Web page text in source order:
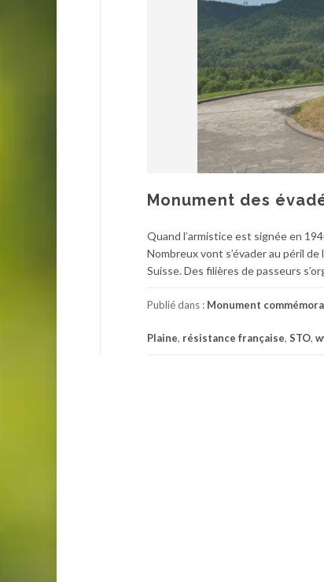
Monument des
Quand l’armistice est signée en
Nombreux vont s’évader au péril
Suisse. Des filières de passeurs
Publié dans : Monument
Plaine, résistance française, STO,